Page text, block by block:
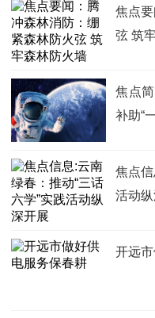
焦点
弦 筑
焦点
补助“
焦点
活动
开远